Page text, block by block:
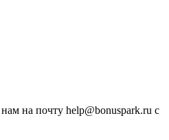
на почту help@bonuspark.ru с